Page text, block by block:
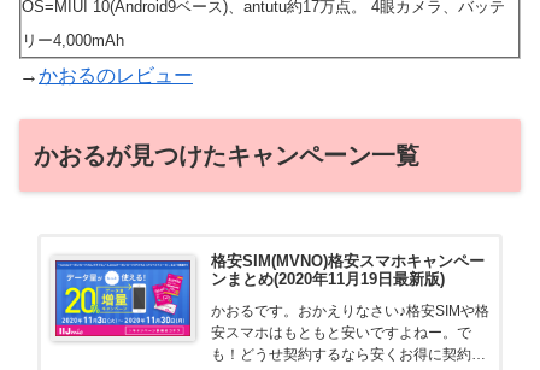
OS=MIUI 10(Android9ベース)、antutu約17万点。 4眼カメラ、バッテ
リー4,000mAh
→かおるのレビュー
かおるが見つけたキャンペーン一覧
格安SIM(MVNO)格安スマホキャンペー
ンまとめ(2020年11月19日最新版)
かおるです。おかえりなさい♪格安SIMや格
安スマホはもともと安いですよねー。で
も！どうせ契約するなら安くお得に契約し